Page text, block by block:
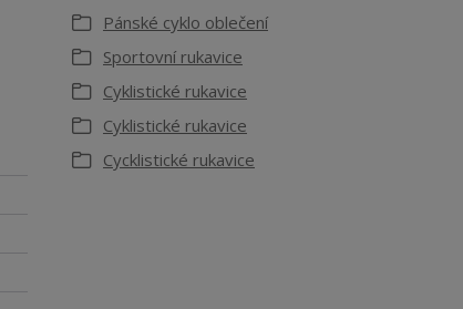
Pánské cyklo oblečení
Sportovní rukavice
Cyklistické rukavice
Cyklistické rukavice
Cycklistické rukavice